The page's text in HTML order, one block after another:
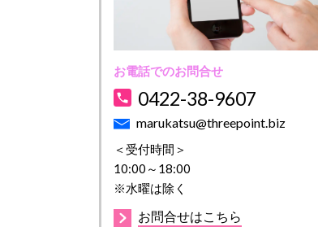
お電話でのお問合せ
0422-38-9607
marukatsu@threepoint.biz
＜受付時間＞
10:00～18:00
※水曜は除く
お問合せはこちら